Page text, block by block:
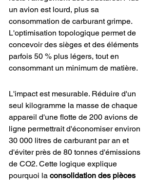
un avion est lourd, plus sa
consommation de carburant grimpe.
L'optimisation topologique permet de
concevoir des sièges et des éléments
parfois 50 % plus légers, tout en
consommant un minimum de matière.
L'impact est mesurable. Réduire d'un
seul kilogramme la masse de chaque
appareil d'une flotte de 200 avions de
ligne permettrait d'économiser environ
30 000 litres de carburant par an et
d'éviter près de 80 tonnes d'émissions
de CO2. Cette logique explique
pourquoi la consolidation des pièces